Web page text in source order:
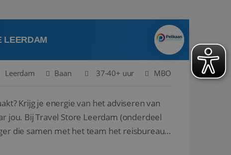
LEERDAM
Leerdam Baan 37-40+ uur MBO
Krijg je energie van het adviseren van
die samen met het team het reisbureau